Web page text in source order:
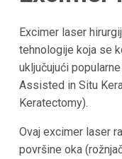
Excimer laser
tehnologije koja se
uključujući
Assisted in Situ
Keratectomy).
Ovaj excimer laser
površine oka